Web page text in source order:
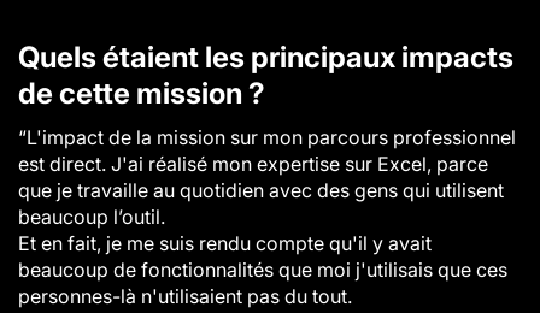
Quels étaient les principaux impacts
de cette mission ?
“L'impact de la mission sur mon parcours professionnel
est direct. J'ai réalisé mon expertise sur Excel, parce
que je travaille au quotidien avec des gens qui utilisent
beaucoup l’outil.
Et en fait, je me suis rendu compte qu'il y avait
beaucoup de fonctionnalités que moi j'utilisais que ces
personnes-là n'utilisaient pas du tout.